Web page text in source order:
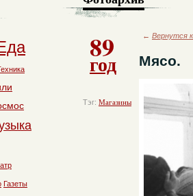
89
год
Тэг: Магазины
← Вернутся
Мясо.
Газеты